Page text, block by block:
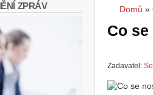
Domů »
Co
Zadavatel:
ZPRÁV